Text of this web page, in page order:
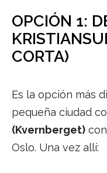
OPCIÓN 1:
CORTA)
Es la opción más
pequeña ciudad
(Kvernberget)
Oslo. Una vez allí: